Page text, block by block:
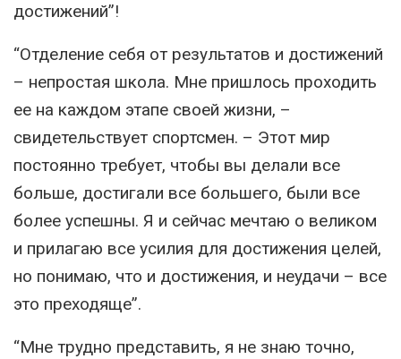
достижений”!
“Отделение себя от результатов и достижений
– непростая школа. Мне пришлось проходить
ее на каждом этапе своей жизни, –
свидетельствует спортсмен. – Этот мир
постоянно требует, чтобы вы делали все
больше, достигали все большего, были все
более успешны. Я и сейчас мечтаю о великом
и прилагаю все усилия для достижения целей,
но понимаю, что и достижения, и неудачи – все
это преходяще”.
“Мне трудно представить, я не знаю точно,